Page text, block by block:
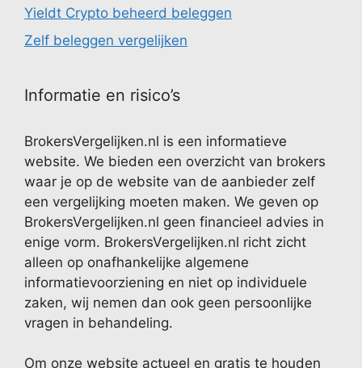
Yieldt Crypto beheerd beleggen
Zelf beleggen vergelijken
Informatie en risico’s
BrokersVergelijken.nl is een informatieve
website. We bieden een overzicht van brokers
waar je op de website van de aanbieder zelf
een vergelijking moeten maken. We geven op
BrokersVergelijken.nl geen financieel advies in
enige vorm. BrokersVergelijken.nl richt zicht
alleen op onafhankelijke algemene
informatievoorziening en niet op individuele
zaken, wij nemen dan ook geen persoonlijke
vragen in behandeling.
Om onze website actueel en gratis te houden